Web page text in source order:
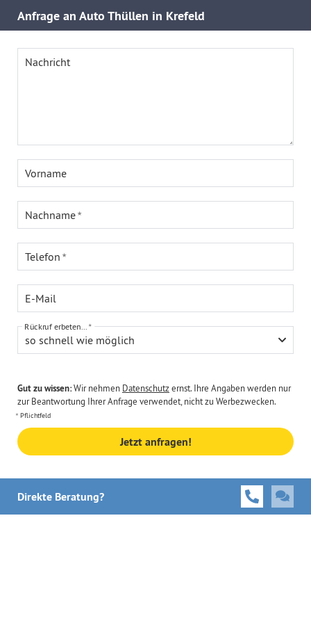
Anfrage an Auto Thüllen in Krefeld
Nachricht
Vorname
Nachname
Telefon
E-Mail
so schnell wie möglich
Rückruf erbeten...
Gut zu wissen:Wir nehmen Datenschutzernst. Ihre Angaben werden nur
zur Beantwortung Ihrer Anfrage verwendet, nicht zu Werbezwecken.
Pflichtfeld
Jetzt anfragen!
Direkte Beratung?